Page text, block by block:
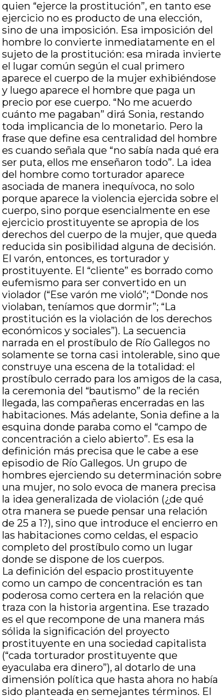
quien “ejerce la prostitución”, en tanto ese
ejercicio no es producto de una elección,
sino de una imposición. Esa imposición del
hombre lo convierte inmediatamente en el
sujeto de la prostitución: esa mirada invierte
el lugar común según el cual primero
aparece el cuerpo de la mujer exhibiéndose
y luego aparece el hombre que paga un
precio por ese cuerpo. “No me acuerdo
cuánto me pagaban” dirá Sonia, restando
toda implicancia de lo monetario. Pero la
frase que define esa centralidad del hombre
es cuando señala que “no sabía nada qué era
ser puta, ellos me enseñaron todo”. La idea
del hombre como torturador aparece
asociada de manera inequívoca, no solo
porque aparece la violencia ejercida sobre el
cuerpo, sino porque esencialmente en ese
ejercicio prostituyente se apropia de los
derechos del cuerpo de la mujer, que queda
reducida sin posibilidad alguna de decisión.
El varón, entonces, es torturador y
prostituyente. El “cliente” es borrado como
eufemismo para ser convertido en un
violador (“Ese varón me violó”; “Donde nos
violaban, teníamos que dormir”; “La
prostitución es la violación de los derechos
económicos y sociales”). La secuencia
narrada en el prostíbulo de Río Gallegos no
solamente se torna casi intolerable, sino que
construye una escena de la totalidad: el
prostíbulo cerrado para los amigos de la casa,
la ceremonia del “bautismo” de la recién
llegada, las compañeras encerradas en las
habitaciones. Más adelante, Sonia define a la
esquina donde paraba como el “campo de
concentración a cielo abierto”. Es esa la
definición más precisa que le cabe a ese
episodio de Río Gallegos. Un grupo de
hombres ejerciendo su determinación sobre
una mujer, no solo evoca de manera precisa
la idea generalizada de violación (¿de qué
otra manera se puede pensar una relación
de 25 a 1?), sino que introduce el encierro en
las habitaciones como celdas, el espacio
completo del prostíbulo como un lugar
donde se dispone de los cuerpos.
La definición del espacio prostituyente
como un campo de concentración es tan
poderosa como certera en la relación que
traza con la historia argentina. Ese trazado
es el que recompone de una manera más
sólida la significación del proyecto
prostituyente en una sociedad capitalista
(“cada torturador prostituyente que
eyaculaba era dinero”), al dotarlo de una
dimensión política que hasta ahora no había
sido planteada en semejantes términos. El